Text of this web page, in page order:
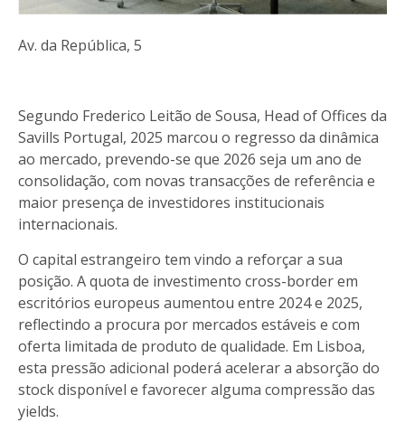
Av. da República, 5
Segundo Frederico Leitão de Sousa, Head of Offices da
Savills Portugal, 2025 marcou o regresso da dinâmica
ao mercado, prevendo-se que 2026 seja um ano de
consolidação, com novas transacções de referência e
maior presença de investidores institucionais
internacionais.
O capital estrangeiro tem vindo a reforçar a sua
posição. A quota de investimento cross-border em
escritórios europeus aumentou entre 2024 e 2025,
reflectindo a procura por mercados estáveis e com
oferta limitada de produto de qualidade. Em Lisboa,
esta pressão adicional poderá acelerar a absorção do
stock disponível e favorecer alguma compressão das
yields.